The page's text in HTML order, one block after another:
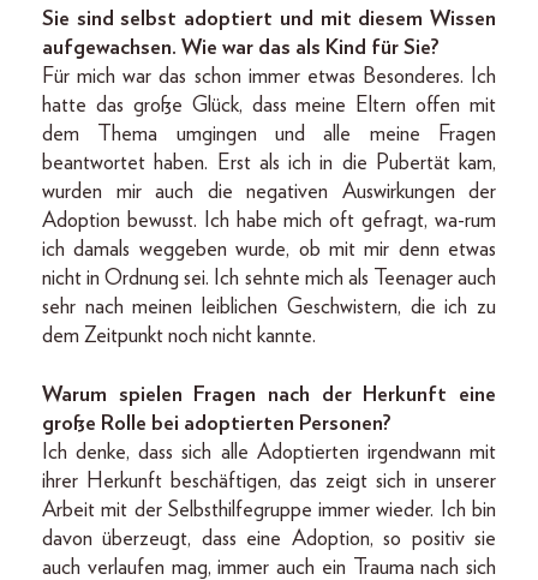
Sie sind selbst adoptiert und mit diesem Wissen
aufgewachsen. Wie war das als Kind für Sie?
Für mich war das schon immer etwas Besonderes. Ich
hatte das große Glück, dass meine Eltern offen mit
dem Thema umgingen und alle meine Fragen
beantwortet haben. Erst als ich in die Pubertät kam,
wurden mir auch die negativen Auswirkungen der
Adoption bewusst. Ich habe mich oft gefragt, wa-rum
ich damals weggeben wurde, ob mit mir denn etwas
nicht in Ordnung sei. Ich sehnte mich als Teenager auch
sehr nach meinen leiblichen Geschwistern, die ich zu
dem Zeitpunkt noch nicht kannte.
Warum spielen Fragen nach der Herkunft eine
große Rolle bei adoptierten Personen?
Ich denke, dass sich alle Adoptierten irgendwann mit
ihrer Herkunft beschäftigen, das zeigt sich in unserer
Arbeit mit der Selbsthilfegruppe immer wieder. Ich bin
davon überzeugt, dass eine Adoption, so positiv sie
auch verlaufen mag, immer auch ein Trauma nach sich